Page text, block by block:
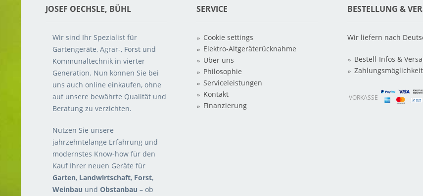
JOSEF OECHSLE, BÜHL
Wir sind Ihr Spezialist für
Gartengeräte, Agrar-, Forst und
Kommunaltechnik in vierter
Generation. Nun können Sie bei
uns auch online einkaufen, ohne
auf unsere bewährte Qualität und
Beratung zu verzichten.
Nutzen Sie unsere
jahrzehntelange Erfahrung und
modernstes Know-how für den
Kauf Ihrer neuen Geräte für
Garten, Landwirtschaft, Forst,
Weinbau und Obstanbau – ob
SERVICE
Cookie settings
Elektro-Altgeräterücknahme
Über uns
Philosophie
Serviceleistungen
Kontakt
Finanzierung
BESTELLUNG &
Wir liefern nach
Bestell-Infos &
VORKASSE